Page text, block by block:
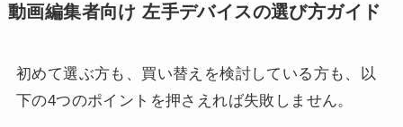
動画編集者向け 左手デバイスの選び方ガイド
初めて選ぶ方も、買い替えを検討している方も、以
下の4つのポイントを押さえれば失敗しません。